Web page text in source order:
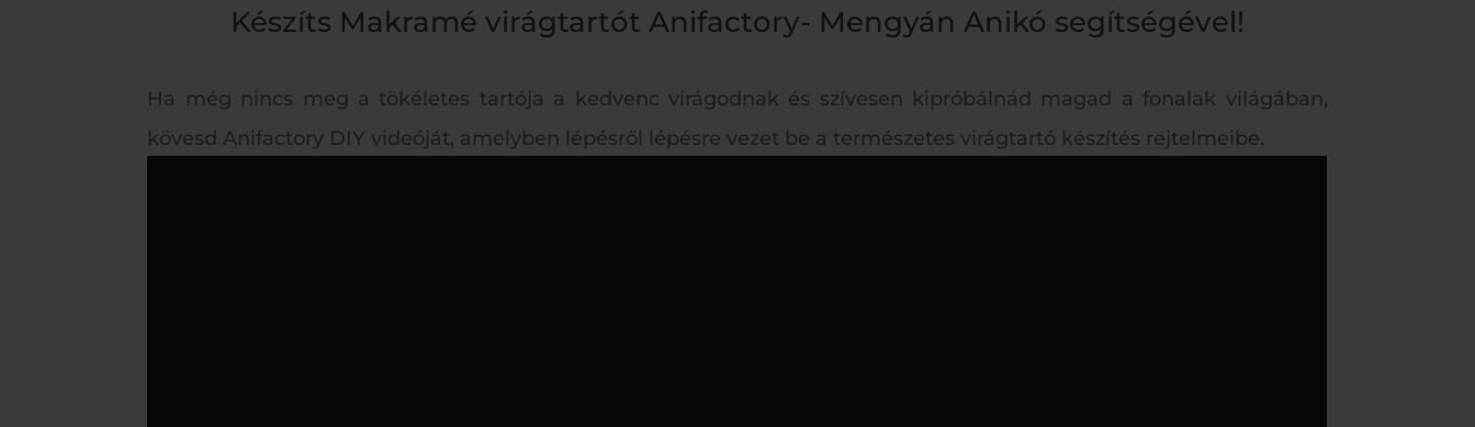
Készíts Makramé virágtartót Anifactory- Mengyán Anikó segítségével!
Ha még nincs meg a tökéletes tartója a kedvenc virágodnak és szívesen kipróbálnád magad a fonalak világában,
kövesd Anifactory DIY videóját, amelyben lépésről lépésre vezet be a természetes virágtartó készítés rejtelmeibe.